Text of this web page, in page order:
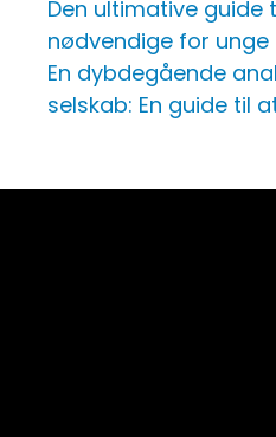
Den ultimative guide
nødvendige for
En dybdegående
selskab: En guide til